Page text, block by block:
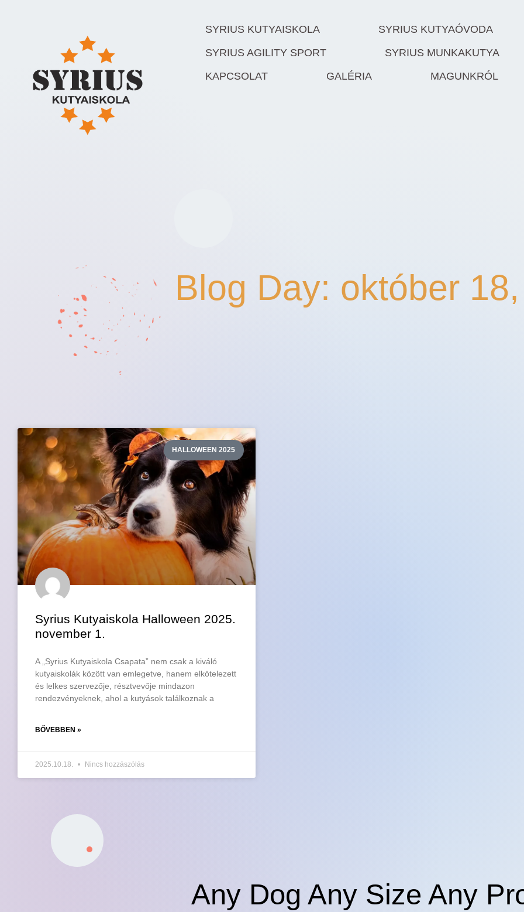
SYRIUS KUTYAISKOLA
SYRIUS KUTYAÓVODA
SYRIUS AGILITY SPORT
SYRIUS MUNKAKUTYA
KAPCSOLAT
GALÉRIA MAGUNKRÓL
Blog Day: október
HALLOWEEN 2025
Syrius Kutyaiskola Halloween 2025.
november 1.
A „Syrius Kutyaiskola Csapata” nem csak a kiváló
kutyaiskolák között van emlegetve, hanem elkötelezett
és lelkes szervezője, résztvevője mindazon
rendezvényeknek, ahol a kutyások találkoznak a
BŐVEBBEN »
2025.10.18. Nincs hozzászólás
Any Dog Any Size Any